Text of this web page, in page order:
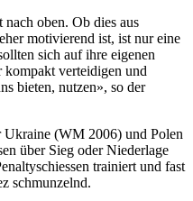
oben. Ob dies aus
motivierend ist, ist nur eine
sich auf ihre eigenen
kompakt verteidigen und
bieten, nutzen», so der
Ukraine (WM 2006) und Polen
über Sieg oder Niederlage
trainiert und fast
schmunzelnd.